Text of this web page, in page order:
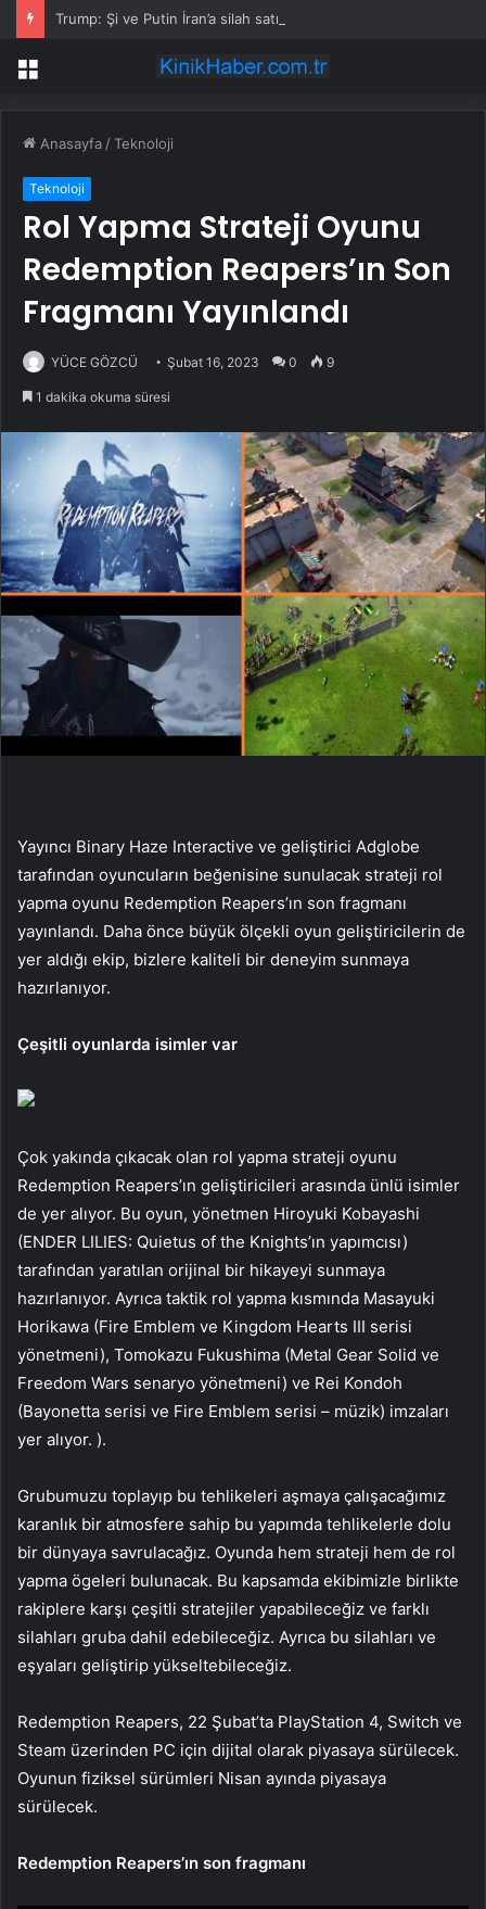
Trump: Şi ve Putin İran’a silah satmayacaklarını söyledi
Menü
Anasayfa /Teknoloji
Teknoloji
Rol Yapma Strateji Oyunu
Redemption Reapers’ın Son
Fragmanı Yayınlandı
YÜCE GÖZCÜ Şubat 16, 2023 0 9
1 dakika okuma süresi
Yayıncı Binary Haze Interactive ve geliştirici Adglobe
tarafından oyuncuların beğenisine sunulacak strateji rol
yapma oyunu Redemption Reapers’ın son fragmanı
yayınlandı. Daha önce büyük ölçekli oyun geliştiricilerin de
yer aldığı ekip, bizlere kaliteli bir deneyim sunmaya
hazırlanıyor.
Çeşitli oyunlarda isimler var
Çok yakında çıkacak olan rol yapma strateji oyunu
Redemption Reapers’ın geliştiricileri arasında ünlü isimler
de yer alıyor. Bu oyun, yönetmen Hiroyuki Kobayashi
(ENDER LILIES: Quietus of the Knights’ın yapımcısı)
tarafından yaratılan orijinal bir hikayeyi sunmaya
hazırlanıyor. Ayrıca taktik rol yapma kısmında Masayuki
Horikawa (Fire Emblem ve Kingdom Hearts III serisi
yönetmeni), Tomokazu Fukushima (Metal Gear Solid ve
Freedom Wars senaryo yönetmeni) ve Rei Kondoh
(Bayonetta serisi ve Fire Emblem serisi – müzik) imzaları
yer alıyor. ).
Grubumuzu toplayıp bu tehlikeleri aşmaya çalışacağımız
karanlık bir atmosfere sahip bu yapımda tehlikelerle dolu
bir dünyaya savrulacağız. Oyunda hem strateji hem de rol
yapma ögeleri bulunacak. Bu kapsamda ekibimizle birlikte
rakiplere karşı çeşitli stratejiler yapabileceğiz ve farklı
silahları gruba dahil edebileceğiz. Ayrıca bu silahları ve
eşyaları geliştirip yükseltebileceğiz.
Redemption Reapers, 22 Şubat’ta PlayStation 4, Switch ve
Steam üzerinden PC için dijital olarak piyasaya sürülecek.
Oyunun fiziksel sürümleri Nisan ayında piyasaya
sürülecek.
Redemption Reapers’ın son fragmanı